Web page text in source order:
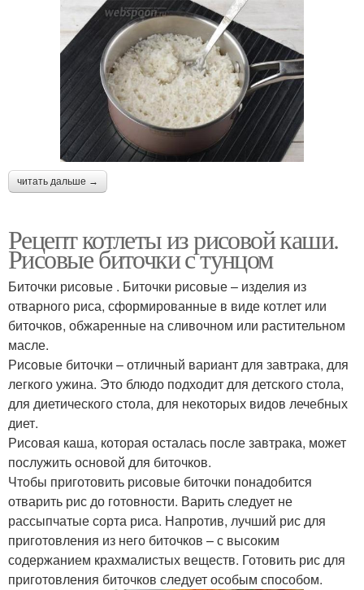
читать дальше →
Рецепт котлеты из рисовой каши.
Рисовые биточки с тунцом
Биточки рисовые . Биточки рисовые – изделия из
отварного риса, сформированные в виде котлет или
биточков, обжаренные на сливочном или растительном
масле.
Рисовые биточки – отличный вариант для завтрака, для
легкого ужина. Это блюдо подходит для детского стола,
для диетического стола, для некоторых видов лечебных
диет.
Рисовая каша, которая осталась после завтрака, может
послужить основой для биточков.
Чтобы приготовить рисовые биточки понадобится
отварить рис до готовности. Варить следует не
рассыпчатые сорта риса. Напротив, лучший рис для
приготовления из него биточков – с высоким
содержанием крахмалистых веществ. Готовить рис для
приготовления биточков следует особым способом.